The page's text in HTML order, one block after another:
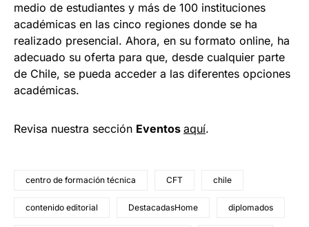
medio de estudiantes y más de 100 instituciones
académicas en las cinco regiones donde se ha
realizado presencial. Ahora, en su formato online, ha
adecuado su oferta para que, desde cualquier parte
de Chile, se pueda acceder a las diferentes opciones
académicas.
Revisa nuestra sección Eventos aquí.
centro de formación técnica CFT chile
contenido editorial DestacadasHome diplomados